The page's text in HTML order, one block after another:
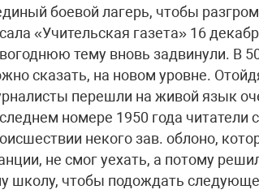
боевой лагерь, чтобы
«Учительская газета» 16
тему вновь задвинули. В
сказать, на новом уровне.
перешли на живой язык
номере 1950 года читатели
некого зав. облоно,
не смог уехать, а потому
школу, чтобы подождать